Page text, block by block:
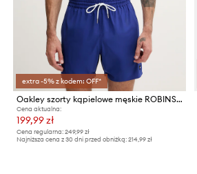
extra -5% z kodem: OFF*
Oakley szorty kąpielowe męskie ROBINSON
Cena aktualna:
199,99 zł
Cena regularna: 249,99 zł
Najniższa cena z 30 dni przed obniżką: 214,99 zł